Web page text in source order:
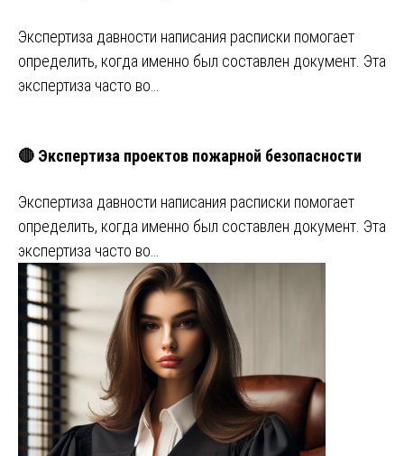
Экспертиза давности написания расписки помогает
определить, когда именно был составлен документ. Эта
экспертиза часто во…
🔴 Экспертиза проектов пожарной безопасности
Экспертиза давности написания расписки помогает
определить, когда именно был составлен документ. Эта
экспертиза часто во…